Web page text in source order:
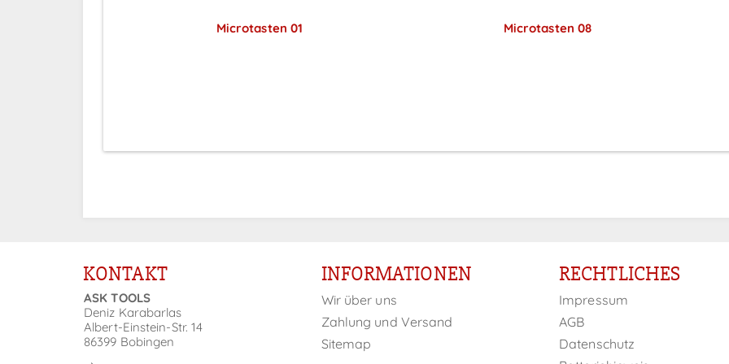
Microtasten 01 Microtasten 08
KONTAKT
ASK TOOLS
Deniz Karabarlas
Albert-Einstein-Str. 14
86399 Bobingen
INFORMATIONEN
Wir über uns
Zahlung und Versand
Sitemap
RECHTLICHES
Impressum
AGB
Datenschutz